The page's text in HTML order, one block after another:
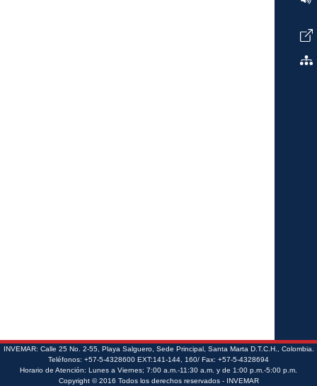
INVEMAR: Calle 25 No. 2-55, Playa Salguero, Sede Principal, Santa Marta D.T.C.H., Colombia.
Teléfonos: +57-5-4328600 EXT:141-144, 160/ Fax: +57-5-4328694
Horario de Atención: Lunes a Viernes; 7:00 a.m.-11:30 a.m. y de 1:00 p.m.-5:00 p.m.
Copyright © 2016 Todos los derechos reservados - INVEMAR